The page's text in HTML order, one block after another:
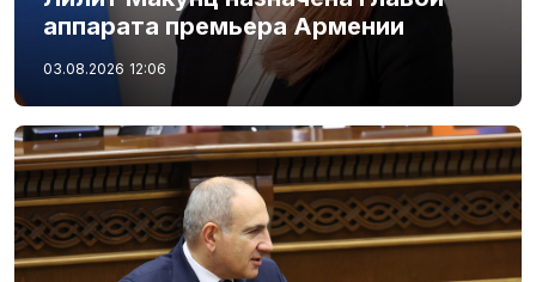
аппарата премьера Армении
03.08.2026 12:06